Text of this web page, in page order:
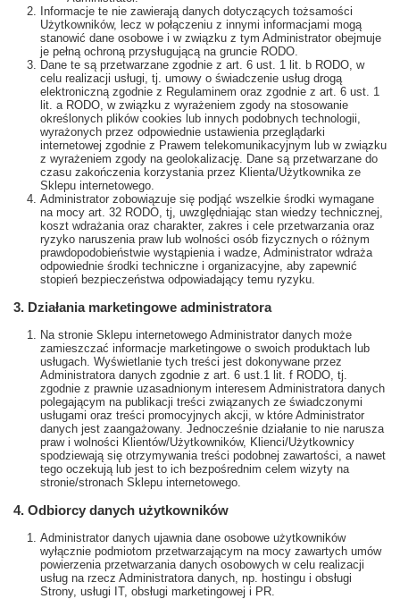
Informacje te nie zawierają danych dotyczących tożsamości
Użytkowników, lecz w połączeniu z innymi informacjami mogą
stanowić dane osobowe i w związku z tym Administrator obejmuje
je pełną ochroną przysługującą na gruncie RODO.
Dane te są przetwarzane zgodnie z art. 6 ust. 1 lit. b RODO, w
celu realizacji usługi, tj. umowy o świadczenie usług drogą
elektroniczną zgodnie z Regulaminem oraz zgodnie z art. 6 ust. 1
lit. a RODO, w związku z wyrażeniem zgody na stosowanie
określonych plików cookies lub innych podobnych technologii,
wyrażonych przez odpowiednie ustawienia przeglądarki
internetowej zgodnie z Prawem telekomunikacyjnym lub w związku
z wyrażeniem zgody na geolokalizację. Dane są przetwarzane do
czasu zakończenia korzystania przez Klienta/Użytkownika ze
Sklepu internetowego.
Administrator zobowiązuje się podjąć wszelkie środki wymagane
na mocy art. 32 RODO, tj, uwzględniając stan wiedzy technicznej,
koszt wdrażania oraz charakter, zakres i cele przetwarzania oraz
ryzyko naruszenia praw lub wolności osób fizycznych o różnym
prawdopodobieństwie wystąpienia i wadze, Administrator wdraża
odpowiednie środki techniczne i organizacyjne, aby zapewnić
stopień bezpieczeństwa odpowiadający temu ryzyku.
3. Działania marketingowe administratora
Na stronie Sklepu internetowego Administrator danych może
zamieszczać informacje marketingowe o swoich produktach lub
usługach. Wyświetlanie tych treści jest dokonywane przez
Administratora danych zgodnie z art. 6 ust.1 lit. f RODO, tj.
zgodnie z prawnie uzasadnionym interesem Administratora danych
polegającym na publikacji treści związanych ze świadczonymi
usługami oraz treści promocyjnych akcji, w które Administrator
danych jest zaangażowany. Jednocześnie działanie to nie narusza
praw i wolności Klientów/Użytkowników, Klienci/Użytkownicy
spodziewają się otrzymywania treści podobnej zawartości, a nawet
tego oczekują lub jest to ich bezpośrednim celem wizyty na
stronie/stronach Sklepu internetowego.
4. Odbiorcy danych użytkowników
Administrator danych ujawnia dane osobowe użytkowników
wyłącznie podmiotom przetwarzającym na mocy zawartych umów
powierzenia przetwarzania danych osobowych w celu realizacji
usług na rzecz Administratora danych, np. hostingu i obsługi
Strony, usługi IT, obsługi marketingowej i PR.